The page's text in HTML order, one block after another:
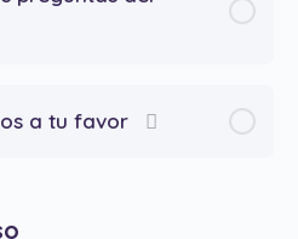
a tu favor